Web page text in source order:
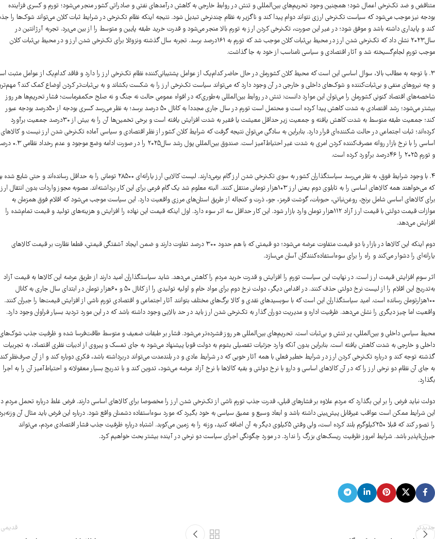
متناقض و ضد تک‌نرخی اعمال شود؛ همچنین وجود تحریم‌های بین‌المللی و تنش در روابط خارجی به کاهش درآمد‌های نفتی و صادراتی کشور منجر می‌شود؛ تورم و کسری فزاینده
بودجه نیز موجب می‌شود که سیاست تک‌نرخی ارزی نتواند دوام پیدا کند و ناگزیر به نظام چندنرخی تبدیل شود. نتیجه اینکه نظام تک‌نرخی در شرایط ثبات کلان می‌تواند شوک‌ها را
کند و پایداری داشته باشد و موفق شود؛ در غیر این صورت، تک‌نرخی کردن ارز به تورم بالا منجر می‌شود و قدرت خرید طبقه پایین و متوسط را از بین می‌برد. تجربه آرژانتین در
سال۲۰۲۳ نشان داد که تک‌نرخی شدن ارز در محیط بی‌ثبات کلان موجب شد که تورم به ۱۶۱درصد برسد. تجربه سال گذشته ونزوئلا برای تک‌نرخی شدن ارز و در محیط بی‌ثبات کلان
موجب تورم لجام‌گسیخته شد و آثار اقتصادی و سیاسی نامناسب از خود به‌ جا گذاشت.
۳. با توجه به مطالب بالا، سوال اساسی این است که محیط کلان کشورمان در حال حاضر کدام‌یک از عوامل پشتیبانی‌کننده نظام تک‌نرخی ارز را دارد و فاقد کدام‌یک از عوامل مثبت
و چه نیروهای منفی و بی‌ثبات‌کننده و شوک‌های داخلی و خارجی در آن وجود دارد که می‌تواند سیاست تک‌نرخی ارز را به شکست بکشاند و به بی‌ثبات‌تر کردن اوضاع کمک کند؟
شاخصه‌های اقتصاد کنونی کشورمان را می‌توان این موارد دانست: تنش در روابط بین‌المللی به‌طوری‌که در افواه عمومی حالت نه جنگ و نه صلح حکمفرماست؛ فشار تحریم‌ها هر روز
بیشتر می‌شود؛ رشد اقتصادی به شدت کاهش پیدا کرده است و محتمل است تورم در سال جاری مجددا به کانال ۵۰ درصد برسد؛ به نظر می‌رسد کسری بودجه از ۵۰درصد بودجه عبور
کند؛ جمعیت طبقه متوسط به شدت کاهش یافته و جمعیت زیر حداقل معیشت یا فقیر به شدت افزایش یافته است و برخی تخمین‌ها آن را به بیش از ۳۰درصد جمعیت برآورد
کرده‌اند؛ ثبات اجتماعی در حالت شکننده‌ای قرار دارد. بنابراین به سادگی می‌توان نتیجه گرفت که شرایط کلان کشور از نظر اقتصادی و سیاسی آماده تک‌نرخی شدن ارز نیست و کالاهای
اساسی را با نرخ بازار روانه مصرف‌کننده کردن امری به شدت غیر احتیاط‌آمیز است. صندوق بین‌المللی پول رشد سال۲۰۲۵
و تورم ۲۰۲۵ را ۴۶درصد برآورد کرده است.
۴. با وجود شرایط فوق، به نظر می‌رسد سیاستگذاران کشور به سوی تک‌نرخی شدن ارز گام برمی‌دارند. لیست کالایی ارز یارانه‌ای ۲۸۵۰۰ تومانی را به حداقل رسانده‌اند و حتی
که می‌خواهند همه کالاهای اساسی را به تابلوی دوم یعنی ارز ۱۰۳هزار تومانی منتقل کنند. البته معلوم شد یک گام فرعی برای این کار برداشته‌اند. مصوبه مجوز واردات بدون انتقال ارز
برای کالاهای اساسی شامل برنج، روغن‌نباتی، حبوبات، گوشت قرمز، جو، ذرت و کنجاله از طریق استان‌های مرزی واقعیت دارد. این سیاست موجب می‌شود که اقلام فوق همزمان به
موازات قیمت دولتی با قیمت ارز آزاد ۱۱۲هزار تومان وارد بازار شود. این کار حداقل سه اثر سوء دارد. اول اینکه قیمت این نهاده را افزایش و هزینه‌های تولید و قیمت تمام‌شده را
افزایش می‌دهد.
دوم اینکه این کالاها در بازار با دو قیمت متفاوت عرضه می‌شود؛ دو قیمتی که با هم حدود ۳۰۰ درصد تفاوت دارند و ضمن ایجاد آشفتگی قیمتی، قطعا نظارت بر قیمت کالاهای
یارانه‌ای را دشوار می‌کند و راه را برای سوءاستفاده‌کنندگان آسان می‌سازد.
اثر سوم افزایش قیمت ارز است. در نهایت این سیاست تورم را افزایش و قدرت خرید مردم را کاهش می‌دهد. شاید سیاستگذاران امید دارند از طریق عرضه این کالاها به قیمت آزاد
به‌تدریج این اقلام را از لیست نرخ دولتی حذف کنند. در اقدامی دیگر، دولت نرخ دوم برای مواد خام و اولیه تولیدی را از کانال ۵۰ و ۶۰هزار تومان در ابتدای سال جاری به کانال
۱۰۰هزارتومان رسانده است. امید سیاستگذاران این است که با سوبسید‌های نقدی و کالا برگ‌های مختلف بتوانند آثار اجتماعی و اقتصادی تورم ناشی از افزایش قیمت‌ها را جبران کنند.
واقعیت اما چیز دیگری را نشان می‌دهد. ظرفیت اداره و مدیریت دوران گذار به تک‌نرخی شدن ارز باید در حد بالایی وجود داشته باشد که در این مورد تردید بسیار فراوان وجود دارد.
محیط سیاسی داخلی و بین‌المللی، پر تنش و بی‌ثبات است. تحریم‌های بین‌المللی هر روز فشرده‌تر می‌شود. فشار بر طبقات ضعیف و متوسط طاقت‌فرسا شده و ظرفیت جذب شوک‌های
داخلی و خارجی به شدت کاهش یافته است. بنابراین بدون آنکه وارد جزئیات تفصیلی بشوم به دولت قویا پیشنهاد می‌شود به جای تمسک و پیروی از ادبیات نظری اقتصاد، به تجربیات
گذشته توجه کند و درباره تک‌نرخی کردن ارز در شرایط خطیر فعلی با همه آثار خوبی که در شرایط عادی و در بلندمدت می‌تواند دربرداشته باشد، فکری دوباره کند و از آن صرف‌نظر
به جای آن نظام دو نرخی ارز را که در آن کالاهای اساسی و دارو با نرخ دولتی و بقیه کالاها با نرخ آزاد عرضه می‌شود، تدوین کند و با تدریج بسیار معقولانه و احتیاط‌آمیز آن را به اجرا
بگذارد.
دولت نباید فرض را بر این بگذارد که مردم علاوه بر فشار‌های قبلی، قدرت جذب تورم ناشی از تک‌نرخی شدن ارز را مخصوصا برای کالاهای اساسی دارند. فرض غلط درباره تحمل مردم
این شرایط ممکن است عواقب غیرقابل پیش‌بینی داشته باشد و ابعاد وسیع و عمیق سیاسی به خود بگیرد که مورد سوءاستفاده دشمنان واقع شود. درباره این فرض باید مثال آن
را تصور کند که قبلا ۲۵۰کیلوگرم بلند کرده است، ولی وقتی ۵کیلوی دیگر به آن اضافه کنید، وزنه را به زمین می‌کوبد. اشتباه درباره ظرفیت جذب فشار اقتصادی مردم، می‌تواند
جبران‌ناپذیر باشد. شرایط امروز ظرفیت ریسک‌های بزرگ را ندارد. در مورد چگونگی اجرای سیاست دو نرخی در آینده بیشتر بحث خواهیم کرد.
جدیدتر قدیمی